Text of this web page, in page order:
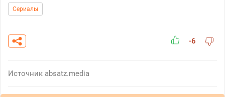
Сериалы
-6
Источник absatz.media